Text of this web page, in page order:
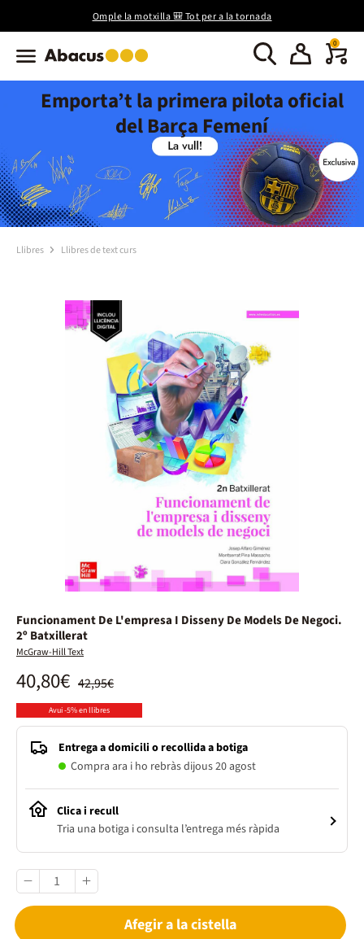
Omple la motxilla 🎒 Tot per a la tornada
0
Emporta’t la primera pilota oficial
del Barça Femení
Llibres Llibres de text curs
Funcionament De L'empresa I Disseny De Models De Negoci.
2º Batxillerat
McGraw-Hill Text
42,95€
40,80€
Avui -5% en llibres
Entrega a domicili o recollida a botiga
Compra ara i ho rebràs dijous 20 agost
Clica i recull
Tria una botiga i consulta l’entrega més ràpida
Afegir a la cistella